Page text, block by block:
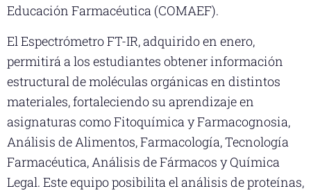
Educación Farmacéutica (COMAEF).
El Espectrómetro FT-IR, adquirido en enero,
permitirá a los estudiantes obtener información
estructural de moléculas orgánicas en distintos
materiales, fortaleciendo su aprendizaje en
asignaturas como Fitoquímica y Farmacognosia,
Análisis de Alimentos, Farmacología, Tecnología
Farmacéutica, Análisis de Fármacos y Química
Legal. Este equipo posibilita el análisis de proteínas,